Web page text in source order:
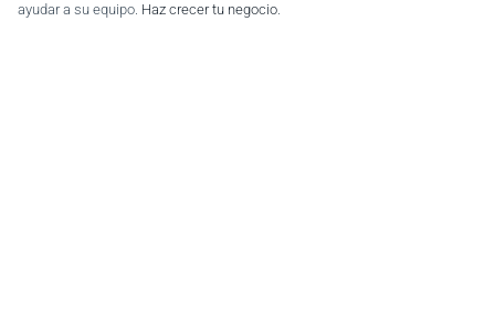
ayudar a su equipo. Haz crecer tu negocio.